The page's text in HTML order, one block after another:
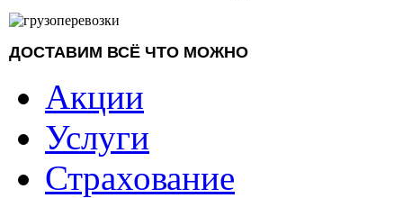
ДОСТАВИМ ВСЁ ЧТО МОЖНО
Акции
Услуги
Страхование